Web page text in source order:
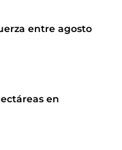
entre agosto
en